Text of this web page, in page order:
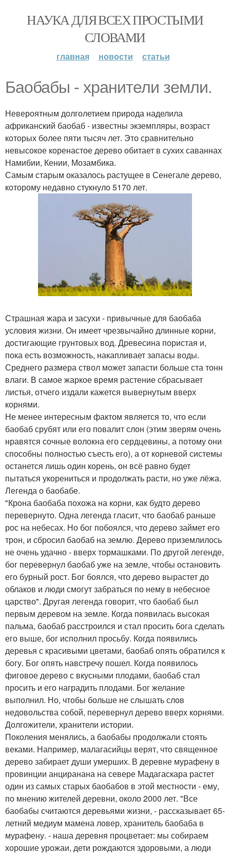
НАУКА ДЛЯ ВСЕХ ПРОСТЫМИ
СЛОВАМИ
главная новости статьи
Баобабы - хранители земли.
Невероятным долголетием природа наделила
африканский баобаб - известны экземпляры, возраст
которых более пяти тысяч лет. Это сравнительно
невысокое коренастое дерево обитает в сухих саваннах
Намибии, Кении, Мозамбика.
Самым старым оказалось растущее в Сенегале дерево,
которому недавно стукнуло 5170 лет.
Страшная жара и засухи - привычные для баобаба
условия жизни. Он имеет чрезвычайно длинные корни,
достигающие грунтовых вод. Древесина пористая и,
пока есть возможность, накапливает запасы воды.
Среднего размера ствол может запасти больше ста тонн
влаги. В самое жаркое время растение сбрасывает
листья, отчего издали кажется вывернутым вверх
корнями.
Не менее интересным фактом является то, что если
баобаб срубят или его повалит слон (этим зверям очень
нравятся сочные волокна его сердцевины, а потому они
способны полностью съесть его), а от корневой системы
останется лишь один корень, он всё равно будет
пытаться укорениться и продолжать расти, но уже лёжа.
Легенда о баобабе.
"Крона баобаба похожа на корни, как будто дерево
перевернуто. Одна легенда гласит, что баобаб раньше
рос на небесах. Но бог побоялся, что дерево займет его
трон, и сбросил баобаб на землю. Дерево приземлилось
не очень удачно - вверх тормашками. По другой легенде,
бог перевернул баобаб уже на земле, чтобы остановить
его бурный рост. Бог боялся, что дерево вырастет до
облаков и люди смогут забраться по нему в небесное
царство". Другая легенда говорит, что баобаб был
первым деревом на земле. Когда появилась высокая
пальма, баобаб расстроился и стал просить бога сделать
его выше, бог исполнил просьбу. Когда появились
деревья с красивыми цветами, баобаб опять обратился к
богу. Бог опять навстречу пошел. Когда появилось
фиговое дерево с вкусными плодами, баобаб стал
просить и его наградить плодами. Бог желание
выполнил. Но, чтобы больше не слышать слов
недовольства собой, перевернул дерево вверх корнями.
Долгожители, хранители истории.
Поколения менялись, а баобабы продолжали стоять
веками. Например, малагасийцы верят, что священное
дерево забирает души умерших. В деревне мурафену в
провинции анциранана на севере Мадагаскара растет
один из самых старых баобабов в этой местности - ему,
по мнению жителей деревни, около 2000 лет. "Все
баобабы считаются деревьями жизни, - рассказывает 65-
летний медиум мамена ловер, хранитель баобаба в
мурафену. - наша деревня процветает: мы собираем
хорошие урожаи, дети рождаются здоровыми, а люди